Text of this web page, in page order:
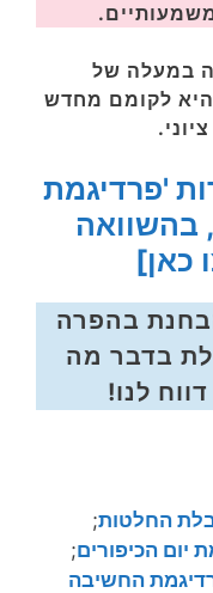
במעלה של
לקומם מחדש
'פרדיגמת
בהשוואה
כאן]
בהפרה
בדבר מה
לנו!
החלטות;
הכיפורים;
החשיבה